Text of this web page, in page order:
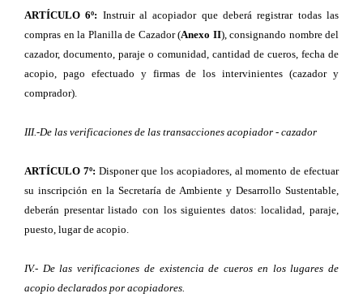
ARTÍCULO 6º: Instruir al acopiador que deberá registrar todas las
compras en la Planilla de Cazador (Anexo II), consignando nombre del
cazador, documento, paraje o comunidad, cantidad de cueros, fecha de
acopio, pago efectuado y firmas de los intervinientes (cazador y
comprador).
III.-De las verificaciones de las transacciones acopiador - cazador
ARTÍCULO 7º: Disponer que los acopiadores, al momento de efectuar
su inscripción en la Secretaría de Ambiente y Desarrollo Sustentable,
deberán presentar listado con los siguientes datos: localidad, paraje,
puesto, lugar de acopio.
IV.- De las verificaciones de existencia de cueros en los lugares de
acopio declarados por acopiadores.